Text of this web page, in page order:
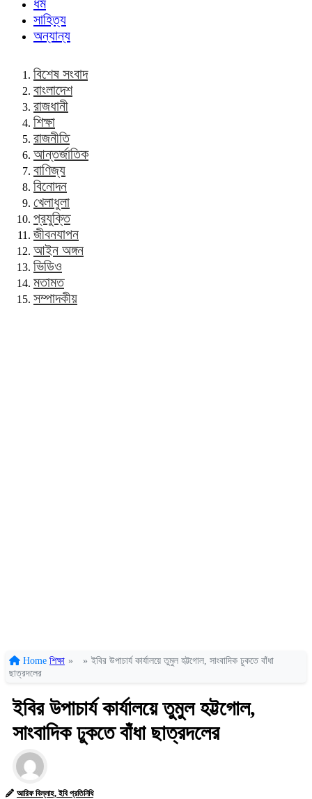
ধর্ম
সাহিত্য
অন্যান্য
বিশেষ সংবাদ
বাংলাদেশ
রাজধানী
শিক্ষা
রাজনীতি
আন্তর্জাতিক
বাণিজ্য
বিনোদন
খেলাধুলা
প্রযুক্তি
জীবনযাপন
আইন অঙ্গন
ভিডিও
মতামত
সম্পাদকীয়
Home শিক্ষা » » ইবির উপাচার্য কার্যালয়ে তুমুল হট্টগোল, সাংবাদিক ঢুকতে বাঁধা
ছাত্রদলের
ইবির উপাচার্য কার্যালয়ে তুমুল হট্টগোল,
সাংবাদিক ঢুকতে বাঁধা ছাত্রদলের
আরিফ বিল্লাহ, ইবি প্রতিনিধি